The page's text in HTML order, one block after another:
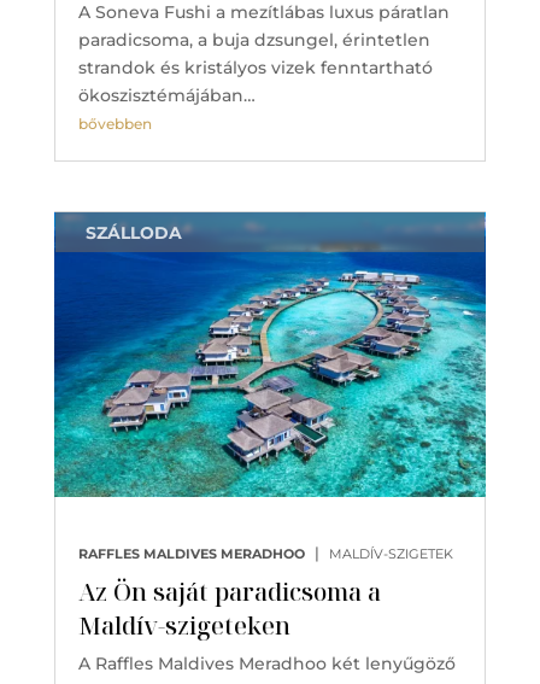
A Soneva Fushi a mezítlábas luxus páratlan
paradicsoma, a buja dzsungel, érintetlen
strandok és kristályos vizek fenntartható
ökoszisztémájában…
bővebben
Az Ön saját paradicsoma a
Maldív-szigeteken
RAFFLES MALDIVES MERADHOO | MALDÍV-SZIGETEK
SZÁLLODA
A Raffles Maldives Meradhoo két lenyűgöző